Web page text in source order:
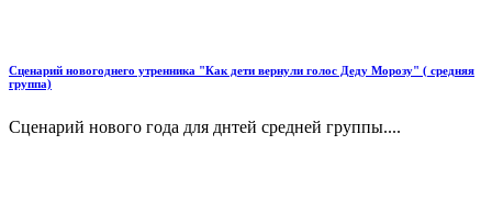
Сценарий новогоднего утренника "Как дети вернули голос Деду Морозу" ( средняя
группа)
Сценарий нового года для днтей средней группы....